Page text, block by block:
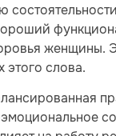
женщины.
этого слова.